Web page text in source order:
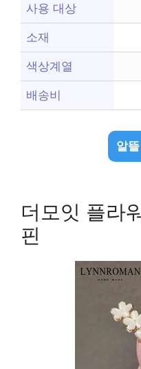
사용 대상
소재
색상계열
배송비
알뜰
더모잇 플라
핀